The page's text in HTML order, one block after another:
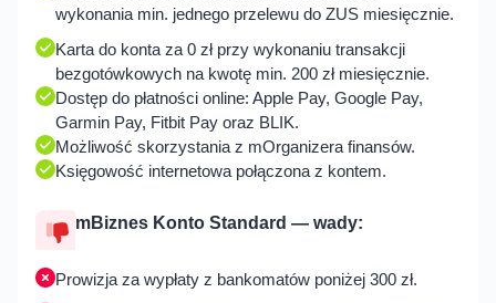
wykonania min. jednego przelewu do ZUS miesięcznie.
Karta do konta za 0 zł przy wykonaniu transakcji
bezgotówkowych na kwotę min. 200 zł miesięcznie.
Dostęp do płatności online: Apple Pay, Google Pay,
Garmin Pay, Fitbit Pay oraz BLIK.
Możliwość skorzystania z mOrganizera finansów.
Księgowość internetowa połączona z kontem.
mBiznes Konto Standard — wady:
Prowizja za wypłaty z bankomatów poniżej 300 zł.